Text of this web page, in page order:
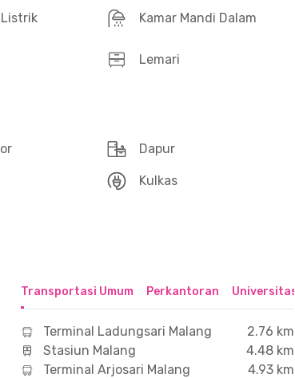
Kamar Mandi Dalam
Lemari
Dapur
Kulkas
Transportasi Umum Perkantoran Universitas
Terminal Ladungsari Malang
2.76 km
Stasiun Malang
4.48 km
Terminal Arjosari Malang
4.93 km